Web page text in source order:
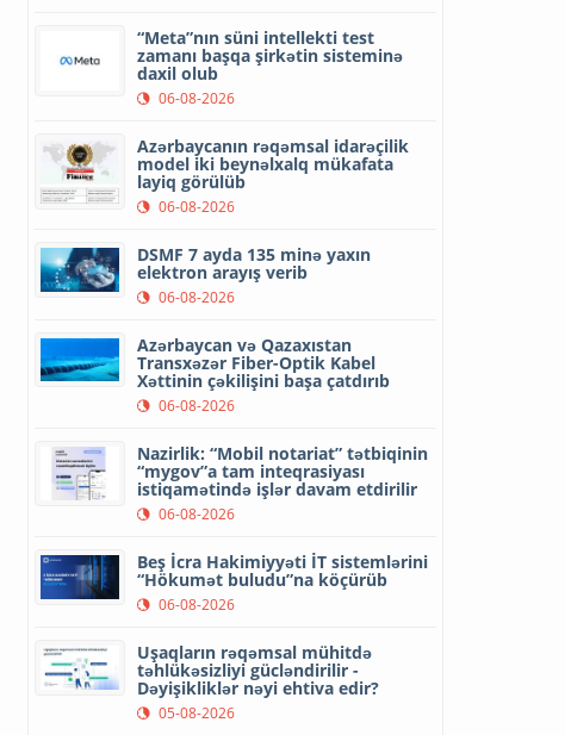
“Meta”nın süni intellekti test
zamanı başqa şirkətin sisteminə
daxil olub
06-08-2026
Azərbaycanın rəqəmsal idarəçilik
model iki beynəlxalq mükafata
layiq görülüb
06-08-2026
DSMF 7 ayda 135 minə yaxın
elektron arayış verib
06-08-2026
Azərbaycan və Qazaxıstan
Transxəzər Fiber-Optik Kabel
Xəttinin çəkilişini başa çatdırıb
06-08-2026
Nazirlik: “Mobil notariat” tətbiqinin
“mygov”a tam inteqrasiyası
istiqamətində işlər davam etdirilir
06-08-2026
Beş İcra Hakimiyyəti İT sistemlərini
“Hökumət buludu”na köçürüb
06-08-2026
Uşaqların rəqəmsal mühitdə
təhlükəsizliyi gücləndirilir -
Dəyişikliklər nəyi ehtiva edir?
05-08-2026